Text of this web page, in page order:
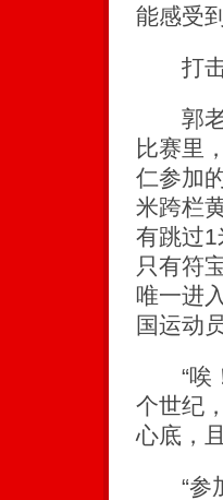
能感受
打击
郭老
比赛里
仁参加
米跨栏
有跳过
只有符
唯一进
国运动
“唉！
个世纪
心底，
“参加